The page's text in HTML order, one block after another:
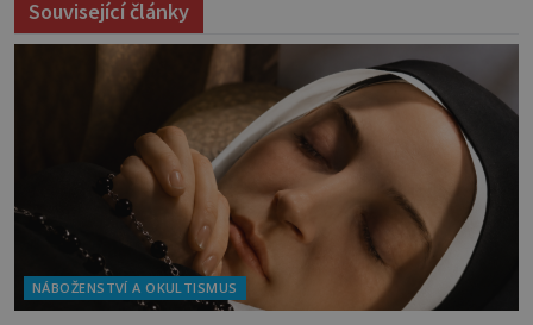
Související články
NÁBOŽENSTVÍ A OKULTISMUS